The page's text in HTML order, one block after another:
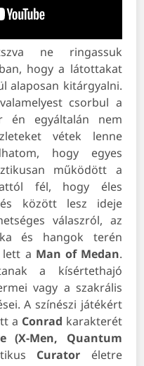
ne ringassuk
hogy a látottakat
alaposan kitárgyalni.
csorbul a
én egyáltalán nem
vétek lenne
hogy egyes
működött a
fél, hogy éles
között lesz ideje
válaszról, az
és hangok terén
lett a Man of Medan.
a kísértethajó
vagy a szakrális
A színészi játékért
a Conrad karakterét
(X-Men, Quantum
Curator életre